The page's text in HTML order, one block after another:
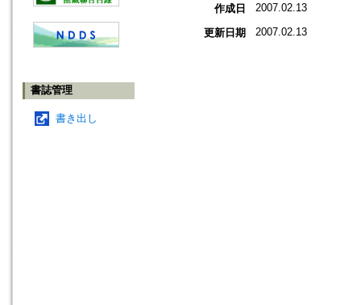
書誌管理
書き出し
作成日 2007.02.13
更新日期 2007.02.13